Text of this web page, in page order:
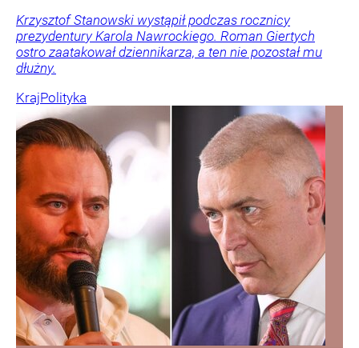
Krzysztof Stanowski wystąpił podczas rocznicy
prezydentury Karola Nawrockiego. Roman Giertych
ostro zaatakował dziennikarza, a ten nie pozostał mu
dłużny.
KrajPolityka